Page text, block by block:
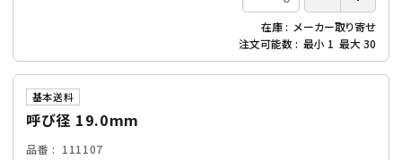
在庫
メーカー取り寄せ
注文可能数
最小 1 最大 30
基本送料
呼び径 19.0mm
品番
111107